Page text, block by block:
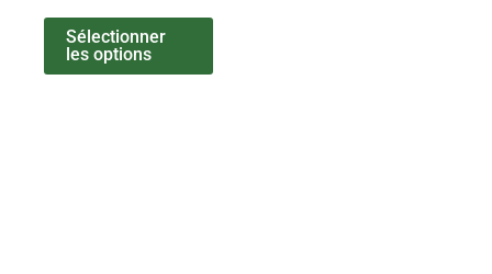
Sélectionner
les options